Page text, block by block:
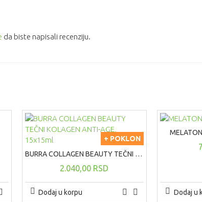
da biste napisali recenziju.
+ POKLON
BURRA COLLAGEN BEAUTY TEČNI KOLAGEN ANTI-AGE, 15x15ml
2.040,00 RSD
Dodaj u korpu Dodaj u